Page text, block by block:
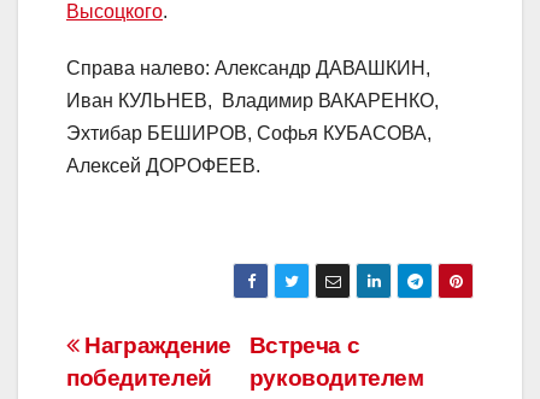
Высоцкого.
Справа налево: Александр ДАВАШКИН,
Иван КУЛЬНЕВ,
Владимир ВАКАРЕНКО,
Эхтибар БЕШИРОВ, Софья КУБАСОВА,
Алексей ДОРОФЕЕВ.
НавигацияВстреча с
руководителем
Награждение
победителей